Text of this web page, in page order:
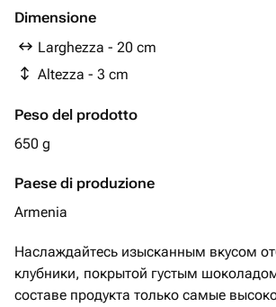
Dimensione
Larghezza - 20 cm
Altezza - 3 cm
Peso del prodotto
650 g
Paese di produzione
Armenia
Наслаждайтесь изысканным вкусом
клубники, покрытой густым
составе продукта только самые